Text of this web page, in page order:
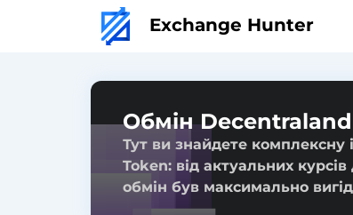
Exchange Hunter
Обмін
Тут ви знайдете
Token: від актуальних
обмін був максимально